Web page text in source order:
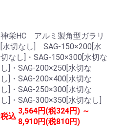
神栄HC アルミ製角型ガラリ
[水切なし] SAG-150×200[水
切なし]・SAG-150×300[水切な
し]・SAG-200×250[水切な
し]・SAG-200×400[水切な
し]・SAG-250×300[水切な
し]・SAG-300×350[水切なし]
税込
3,564円(税324円) ～
8,910円(税810円)